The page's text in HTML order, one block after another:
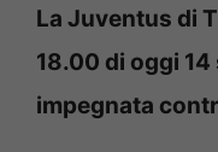
La Juventus di
18.00 di oggi
impegnata